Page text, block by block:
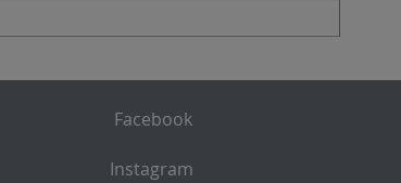
Facebook
Instagram